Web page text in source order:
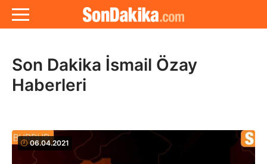
Son Dakika İsmail Özay
Haberleri
06.04.2021